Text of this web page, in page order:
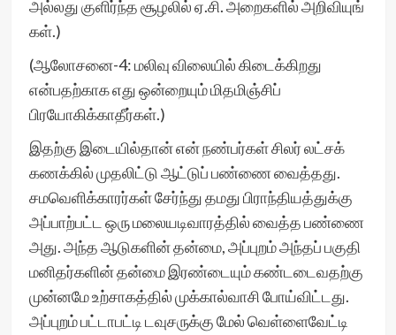
அல்லது குளிர்ந்த சூழலில் ஏ.சி. அறைகளில் அறிவியுங்
கள்.)
(ஆலோசனை-4: மலிவு விலையில் கிடைக்கிறது
என்பதற்காக எது ஒன்றையும் மிதமிஞ்சிப்
பிரயோகிக்காதீர்கள்.)
இதற்கு இடையில்தான் என் நண்பர்கள் சிலர் லட்சக்
கணக்கில் முதலிட்டு ஆட்டுப் பண்ணை வைத்தது.
சமவெளிக்காரர்கள் சேர்ந்து தமது பிராந்தியத்துக்கு
அப்பாற்பட்ட ஒரு மலையடிவாரத்தில் வைத்த பண்ணை
அது. அந்த ஆடுகளின் தன்மை, அப்புறம் அந்தப் பகுதி
மனிதர்களின் தன்மை இரண்டையும் கண்டடைவதற்கு
முன்னமே உற்சாகத்தில் முக்கால்வாசி போய்விட்டது.
அப்புறம் பட்டாபட்டி டவுசருக்கு மேல் வெள்ளைவேட்டி